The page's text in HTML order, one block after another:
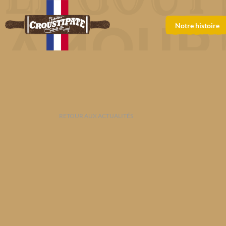
Notre histoire
RETOUR AUX ACTUALITÉS